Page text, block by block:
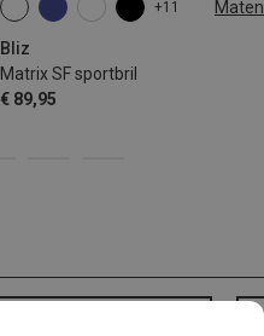
+11 Maten
Bliz
Matrix SF sportbril
€ 89,95
ONE SIZE